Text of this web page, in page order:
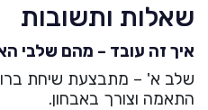
שאלות ותשובות
איך זה עובד – מהם שלבי
שלב א' – מתבצעת שיחת
התאמה וצורך באבחון.